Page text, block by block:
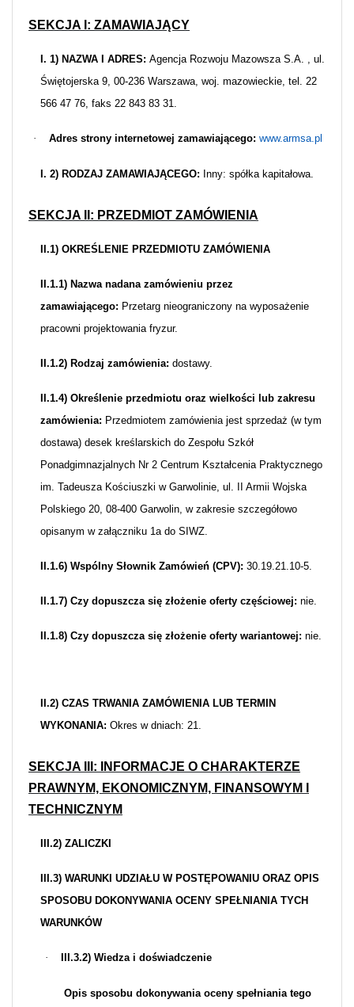
SEKCJA I: ZAMAWIAJĄCY
I. 1) NAZWA I ADRES: Agencja Rozwoju Mazowsza S.A. , ul.
Świętojerska 9, 00-236 Warszawa, woj. mazowieckie, tel. 22
566 47 76, faks 22 843 83 31.
· Adres strony internetowej zamawiającego: www.armsa.pl
I. 2) RODZAJ ZAMAWIAJĄCEGO: Inny: spółka kapitałowa.
SEKCJA II: PRZEDMIOT ZAMÓWIENIA
II.1) OKREŚLENIE PRZEDMIOTU ZAMÓWIENIA
II.1.1) Nazwa nadana zamówieniu przez
zamawiającego: Przetarg nieograniczony na wyposażenie
pracowni projektowania fryzur.
II.1.2) Rodzaj zamówienia: dostawy.
II.1.4) Określenie przedmiotu oraz wielkości lub zakresu
zamówienia: Przedmiotem zamówienia jest sprzedaż (w tym
dostawa) desek kreślarskich do Zespołu Szkół
Ponadgimnazjalnych Nr 2 Centrum Kształcenia Praktycznego
im. Tadeusza Kościuszki w Garwolinie, ul. II Armii Wojska
Polskiego 20, 08-400 Garwolin, w zakresie szczegółowo
opisanym w załączniku 1a do SIWZ.
II.1.6) Wspólny Słownik Zamówień (CPV): 30.19.21.10-5.
II.1.7) Czy dopuszcza się złożenie oferty częściowej: nie.
II.1.8) Czy dopuszcza się złożenie oferty wariantowej: nie.
II.2) CZAS TRWANIA ZAMÓWIENIA LUB TERMIN
WYKONANIA: Okres w dniach: 21.
SEKCJA III: INFORMACJE O CHARAKTERZE
PRAWNYM, EKONOMICZNYM, FINANSOWYM I
TECHNICZNYM
III.2) ZALICZKI
III.3) WARUNKI UDZIAŁU W POSTĘPOWANIU ORAZ OPIS
SPOSOBU DOKONYWANIA OCENY SPEŁNIANIA TYCH
WARUNKÓW
· III.3.2) Wiedza i doświadczenie
Opis sposobu dokonywania oceny spełniania tego